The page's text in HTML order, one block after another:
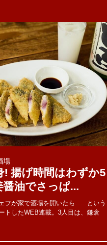
場
! 揚げ時間はわずか5
醤油でさっぱ...
フが家で酒場を開いたら......という
トしたWEB連載。3人目は、鎌倉